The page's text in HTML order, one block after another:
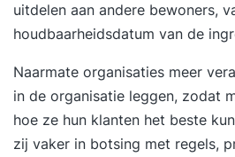
uitdelen aan andere bewoners,
houdbaarheidsdatum van de
Naarmate organisaties meer
in de organisatie leggen, zodat
hoe ze hun klanten het beste
zij vaker in botsing met regels,